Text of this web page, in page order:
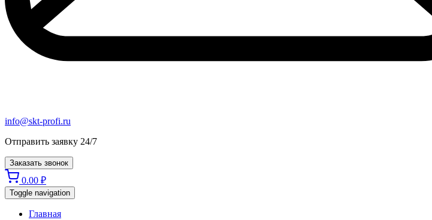
info@skt-profi.ru
Отправить заявку 24/7
Заказать звонок
0.00 ₽
Toggle navigation
Главная